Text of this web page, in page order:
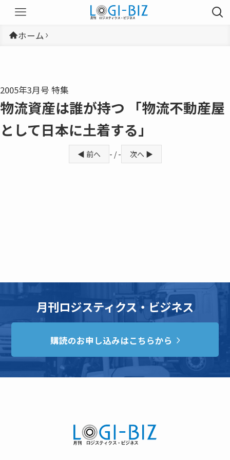
ホーム
2005年3月号 特集
物流資産は誰が持つ 「物流不動産屋
として日本に土着する」
◀ 前へ - / - 次へ ▶
月刊ロジスティクス・ビジネス
購読のお申し込みはこちらから